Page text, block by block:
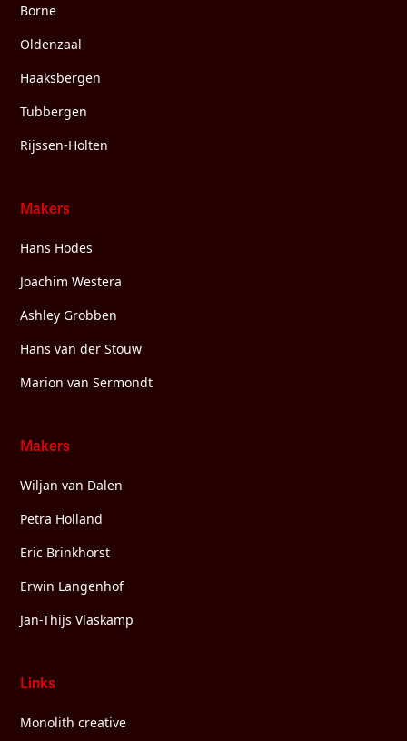
Borne
Oldenzaal
Haaksbergen
Tubbergen
Rijssen-Holten
Makers
Hans Hodes
Joachim Westera
Ashley Grobben
Hans van der Stouw
Marion van Sermondt
Makers
Wiljan van Dalen
Petra Holland
Eric Brinkhorst
Erwin Langenhof
Jan-Thijs Vlaskamp
Links
Monolith creative